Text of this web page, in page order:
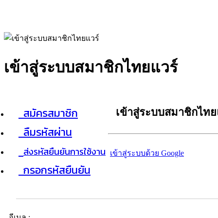
เข้าสู่ระบบสมาชิกไทยแวร์
สมัครสมาชิก
ลืมรหัสผ่าน
ส่งรหัสยืนยันการใช้งาน
กรอกรหัสยืนยัน
เข้าสู่ระบบสมาชิกไท
เข้าสู่ระบบด้วย Google